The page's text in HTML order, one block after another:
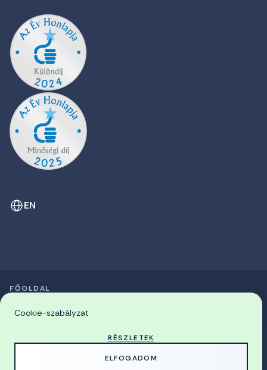
EN
© 2026 Miskolci Egyetem
FŐOLDAL
Cookie-szabályzat
RÉSZLETEK
ELFOGADOM